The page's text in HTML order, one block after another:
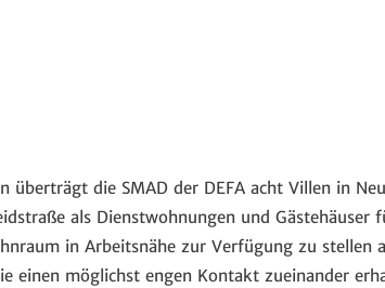
die SMAD der DEFA acht Villen in
als Dienstwohnungen und Gästehäuser
in Arbeitsnähe zur Verfügung zu stellen
einen möglichst engen Kontakt zueinander